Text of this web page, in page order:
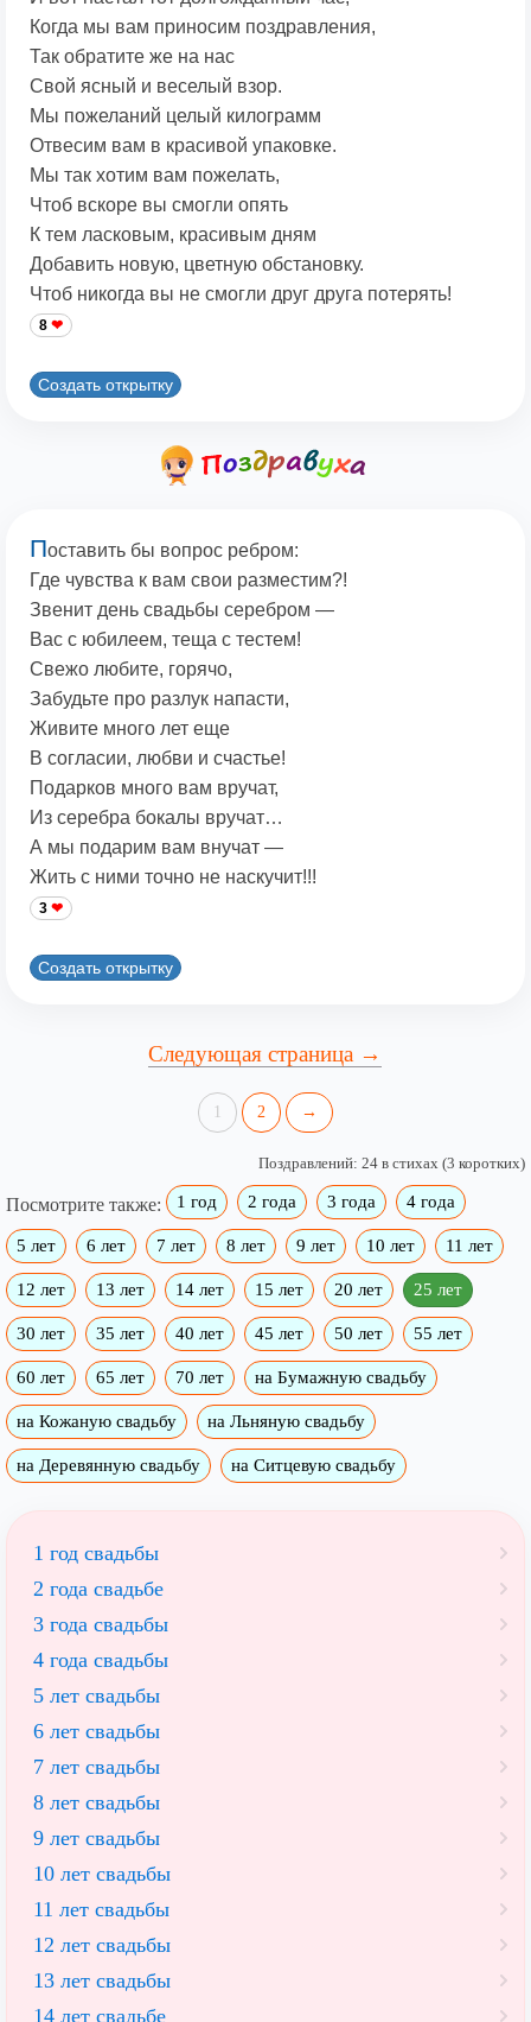
Когда мы вам приносим поздравления,
Так обратите же на нас
Свой ясный и веселый взор.
Мы пожеланий целый килограмм
Отвесим вам в красивой упаковке.
Мы так хотим вам пожелать,
Чтоб вскоре вы смогли опять
К тем ласковым, красивым дням
Добавить новую, цветную обстановку.
Чтоб никогда вы не смогли друг друга потерять!
8
Создать открытку
Поставить бы вопрос ребром:
Где чувства к вам свои разместим?!
Звенит день свадьбы серебром —
Вас с юбилеем, теща с тестем!
Свежо любите, горячо,
Забудьте про разлук напасти,
Живите много лет еще
В согласии, любви и счастье!
Подарков много вам вручат,
Из серебра бокалы вручат…
А мы подарим вам внучат —
Жить с ними точно не наскучит!!!
3
Создать открытку
Следующая страница →
1 2 →
Поздравлений: 24 в стихах (3 коротких)
Посмотрите также: 1 год 2 года 3 года 4 года
5 лет 6 лет 7 лет 8 лет 9 лет 10 лет 11 лет
12 лет 13 лет 14 лет 15 лет 20 лет 25 лет
30 лет 35 лет 40 лет 45 лет 50 лет 55 лет
60 лет 65 лет 70 лет на Бумажную свадьбу
на Кожаную свадьбу на Льняную свадьбу
на Деревянную свадьбу на Ситцевую свадьбу
1 год свадьбы
2 года свадьбе
3 года свадьбы
4 года свадьбы
5 лет свадьбы
6 лет свадьбы
7 лет свадьбы
8 лет свадьбы
9 лет свадьбы
10 лет свадьбы
11 лет свадьбы
12 лет свадьбы
13 лет свадьбы
14 лет свадьбе